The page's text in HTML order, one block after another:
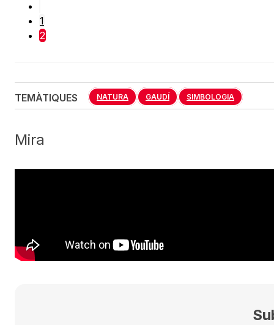
1
2
TEMÀTIQUES NATURA GAUDÍ SIMBOLOGIA
Mira